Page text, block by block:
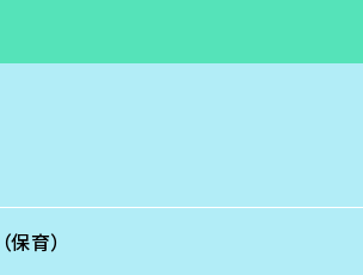
保育）